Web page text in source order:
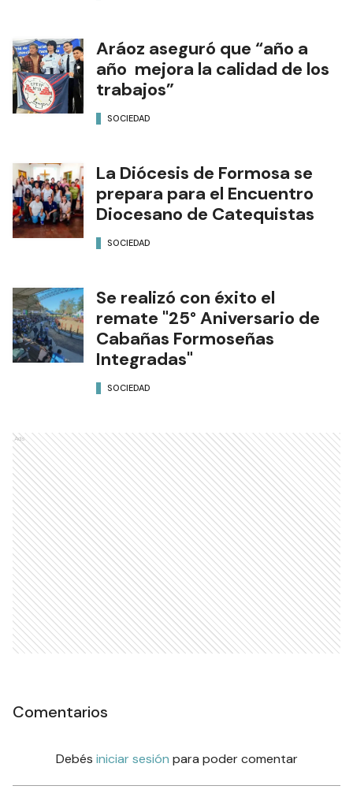
Aráoz aseguró que “año a
año mejora la calidad de los
trabajos”
SOCIEDAD
La Diócesis de Formosa se
prepara para el Encuentro
Diocesano de Catequistas
SOCIEDAD
Se realizó con éxito el
remate "25° Aniversario de
Cabañas Formoseñas
Integradas"
SOCIEDAD
Ads
Comentarios
Debés iniciar sesión para poder comentar